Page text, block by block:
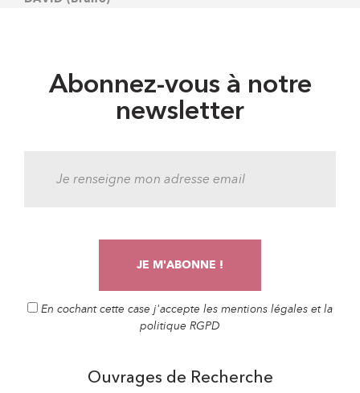
Abonnez-vous à notre
newsletter
En cochant cette case j'accepte les mentions légales et la
politique RGPD
Ouvrages de Recherche